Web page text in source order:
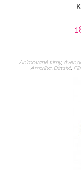
Animované filmy,
Amerika, Dětské,